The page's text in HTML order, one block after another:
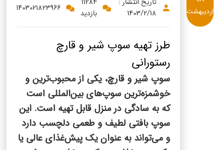
سینما دوماس
دانستنی های سلامت
گالری تصاویر
English
Russian
Arabic
Turkish
1403/2/18
بازدید
1403021823966 اردیبهشت
طرز تهیه سوپ شیر و قارچ
رستورانی
سوپ شیر و قارچ، یکی از محبوب‌ترین و
خوشمزه‌ترین سوپ‌های بین‌المللی است
که به سادگی در منزل قابل تهیه است. این
سوپ بافتی لطیف و طعمی دلچسب دارد
و می‌تواند به عنوان یک پیش‌غذای عالی یا